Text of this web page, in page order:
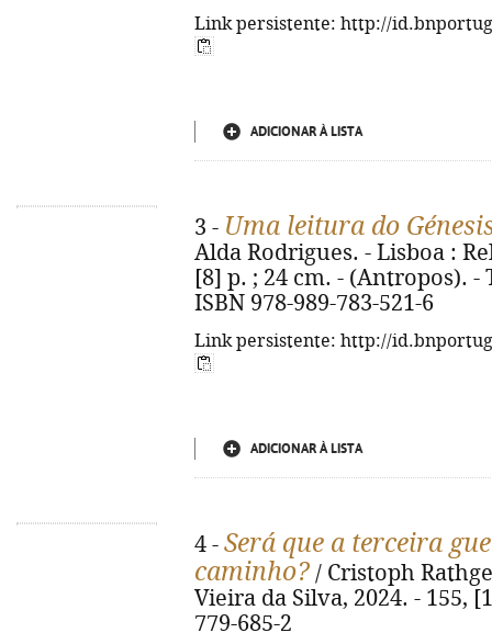
Link persistente: http://
ADICIONAR À LISTA
3 - Uma leitura do
Alda Rodrigues. - Lisboa :
[8] p. ; 24 cm. - (Antropos).
ISBN 978-989-783-521-6
Link persistente: http://
ADICIONAR À LISTA
4 - Será que a terceira
caminho? / Cristoph
Vieira da Silva, 2024. - 155,
779-685-2